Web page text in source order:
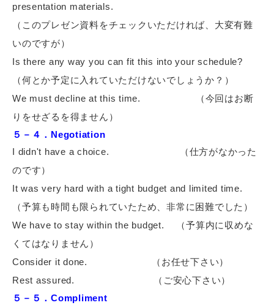
presentation materials.
（このプレゼン資料をチェックいただければ、大変有難
いのですが）
Is there any way you can fit this into your schedule?
（何とか予定に入れていただけないでしょうか？）
We must decline at this time.
（今回はお断
りをせざるを得ません）
５－４．Negotiation
I didn't have a choice.
（仕方がなかった
のです）
It was very hard with a tight budget and limited time.
（予算も時間も限られていたため、非常に困難でした）
We have to stay within the budget.
（予算内に収めな
くてはなりません）
Consider it done.
（お任せ下さい）
Rest assured.
（ご安心下さい）
５－５．Compliment